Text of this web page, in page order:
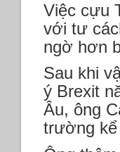
Việc cựu
với tư
ngờ hơn
Sau khi
ý Brexit
Âu, ông
trường